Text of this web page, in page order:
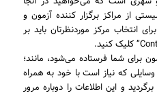
از مراکز برگزار کننده آزمون و
انتخاب مرکز موردنظرتان باید بر
برای شما فرستاده می‌شود، مانند؛
که نیاز است با خود به همراه
و این اطلاعات را دوباره مرور